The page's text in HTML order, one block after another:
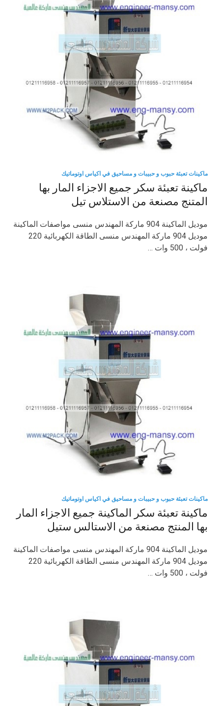
ماكينات تعبئة حبوب و حبيبات و مساحيق في اكياس اوتوماتيك
ماكينة تعبئة سكر جميع الاجزاء المار بها
المتنج مصنعة من الاستلاس تيل
موديل الماكينة 904 ماركة المهندس منسى مواصفات الماكينة
موديل 904 ماركة المهندس منسى الطاقة الكهربائية 220
فولت ، 500 وات …
ماكينات تعبئة حبوب و حبيبات و مساحيق في اكياس اوتوماتيك
ماكينة تعبئة سكر الماكينة جميع الاجزاء المار
بها المنتج مصنعة من الاستالس ستيل
موديل الماكينة 904 ماركة المهندس منسى مواصفات الماكينة
موديل 904 ماركة المهندس منسى الطاقة الكهربائية 220
فولت ، 500 وات …